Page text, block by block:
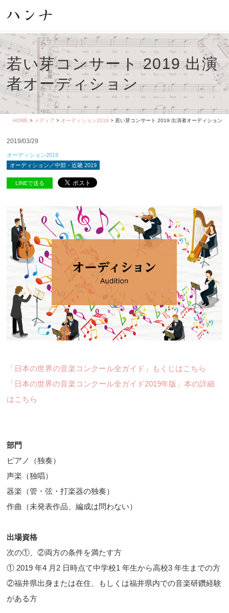
若い芽コンサート 2019 出演
者オーディション
HOME > メディア > オーディション2019 > 若い芽コンサート 2019 出演者オーディション
2019/03/29
オーディション2019
オーディション／中部・近畿 2019
LINEで送る
「日本の世界の音楽コンクール全ガイド」もくじはこちら
「日本の世界の音楽コンクール全ガイド2019年版」本の詳細
はこちら
部門
ピアノ（独奏）
声楽（独唱）
器楽（管・弦・打楽器の独奏）
作曲（未発表作品、編成は問わない）
出場資格
次の①、②両方の条件を満たす方
① 2019 年4 月2 日時点て中学校1 年生から高校3 年生までの方
②福井県出身または在住、もしくは福井県内での音楽研鑽経験
がある方